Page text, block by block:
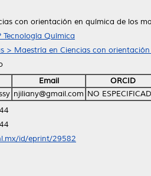
con orientación en química de los
Tecnología Química
> Maestría en Ciencias con
Email
ORCID
njiliany@gmail.com NO
id/eprint/29582